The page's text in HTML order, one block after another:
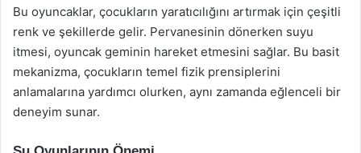
Bu oyuncaklar, çocukların yaratıcılığını artırmak için çeşitli
renk ve şekillerde gelir. Pervanesinin dönerken suyu
itmesi, oyuncak geminin hareket etmesini sağlar. Bu basit
mekanizma, çocukların temel fizik prensiplerini
anlamalarına yardımcı olurken, aynı zamanda eğlenceli bir
deneyim sunar.